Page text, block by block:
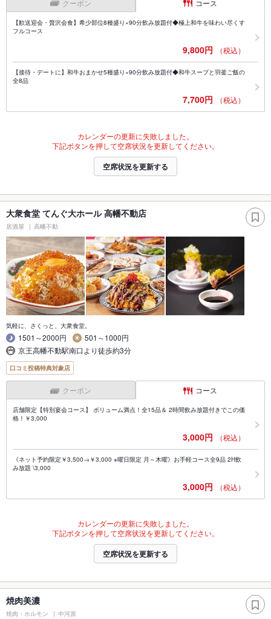
クーポン コース
【歓送迎会・贅沢会食】希少部位8種盛り×90分飲み放題付◆極上和牛を味わい尽くす
フルコース
9,800円 （税込）
【接待・デートに】和牛おまかせ5種盛り×90分飲み放題付◆和牛スープと羽釜ご飯の
全8品
7,700円 （税込）
カレンダーの更新に失敗しました。
下記ボタンを押して空席状況を更新してください。
空席状況を更新する
大衆食堂 てんぐ大ホール 高幡不動店
居酒屋 高幡不動
気軽に、さくっと、大衆食堂。
1501～2000円
501～1000円
京王高幡不動駅南口より徒歩約3分
口コミ投稿特典対象店
クーポン コース
店舗限定【特別宴会コース】 ボリューム満点！全15品＆ 2時間飲み放題付きでこの価
格！￥3,000
3,000円 （税込）
《ネット予約限定￥3,500→￥3,000 ※曜日限定 月～木曜》お手軽コース全9品 2H飲
み放題 \3,000
3,000円 （税込）
カレンダーの更新に失敗しました。
下記ボタンを押して空席状況を更新してください。
空席状況を更新する
焼肉美濃
焼肉・ホルモン 中河原